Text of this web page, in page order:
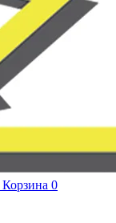
Корзина 0